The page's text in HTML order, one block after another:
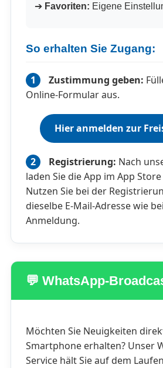
➔ Favoriten: Eigene
So erhalten Sie Zugang:
1 Zustimmung geben:
Online-Formular aus.
Hier anmelden zur
2 Registrierung: Nach
laden Sie die App im App
Nutzen Sie bei der
dieselbe E-Mail-Adresse wie
Anmeldung.
💬 WhatsApp-
Möchten Sie Neuigkeiten
Smartphone erhalten? Unser
Service hält Sie auf dem